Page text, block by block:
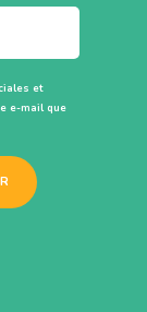
et
e-mail que